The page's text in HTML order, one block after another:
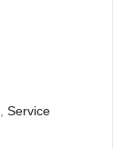
Service